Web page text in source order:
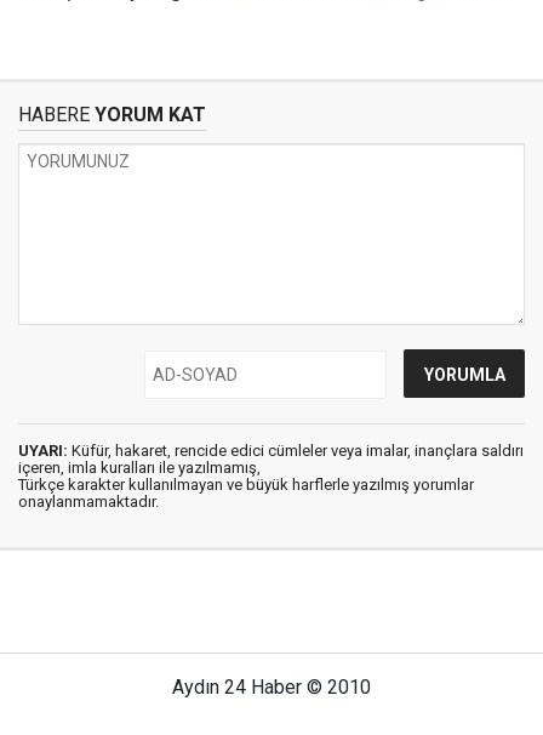
HABERE YORUM KAT
UYARI: Küfür, hakaret, rencide edici cümleler veya imalar, inançlara saldırı
içeren, imla kuralları ile yazılmamış,
Türkçe karakter kullanılmayan ve büyük harflerle yazılmış yorumlar
onaylanmamaktadır.
Aydın 24 Haber © 2010